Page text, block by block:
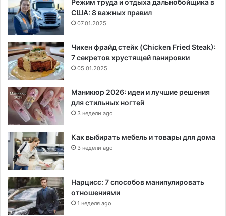
Режим труда и отдыха дальнобойщика в
США: 8 важных правил
07.01.2025
Чикен фрайд стейк (Chicken Fried Steak):
7 секретов хрустящей панировки
05.01.2025
Маникюр 2026: идеи и лучшие решения
для стильных ногтей
3 недели ago
Как выбирать мебель и товары для дома
3 недели ago
Нарцисс: 7 способов манипулировать
отношениями
1 неделя ago